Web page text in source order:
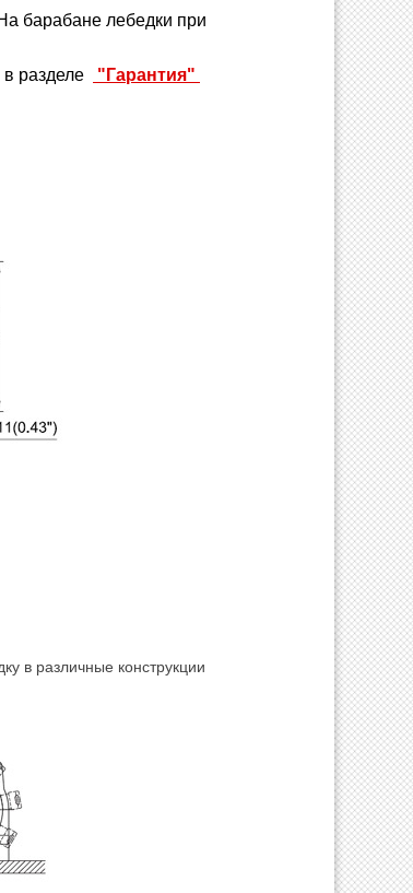
барабане лебедки при
разделе "Гарантия"
в различные конструкции